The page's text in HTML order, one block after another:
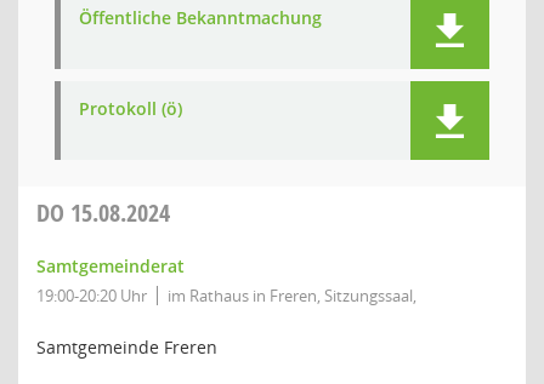
Öffentliche Bekanntmachung
Protokoll (ö)
DO 15.08.2024
Samtgemeinderat
19:00-20:20 Uhr im Rathaus in Freren, Sitzungssaal,
Samtgemeinde Freren